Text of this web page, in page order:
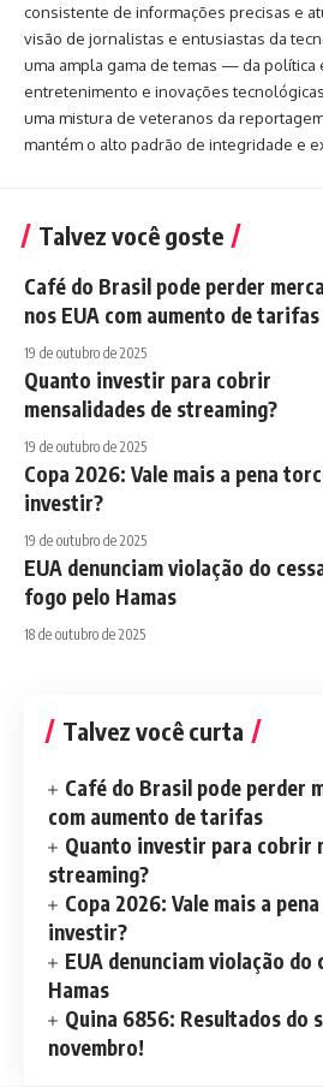
consistente de informações precisas e
visão de jornalistas e entusiastas da
uma ampla gama de temas — da política
entretenimento e inovações
uma mistura de veteranos da
mantém o alto padrão de integridade e
Talvez você goste
Café do Brasil pode perder
nos EUA com aumento de tarifas
19 de outubro de 2025
Quanto investir para cobrir
mensalidades de streaming?
19 de outubro de 2025
Copa 2026: Vale mais a pena
investir?
19 de outubro de 2025
EUA denunciam violação do
fogo pelo Hamas
18 de outubro de 2025
Talvez você curta
Café do Brasil pode perder
com aumento de tarifas
Quanto investir para cobrir
streaming?
Copa 2026: Vale mais a
investir?
EUA denunciam violação
Hamas
Quina 6856: Resultados do
novembro!